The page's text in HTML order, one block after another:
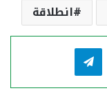
انطلاقة
واتساب